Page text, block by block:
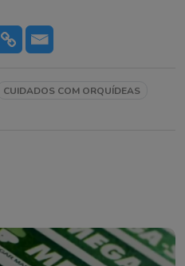
CUIDADOS COM ORQUÍDEAS